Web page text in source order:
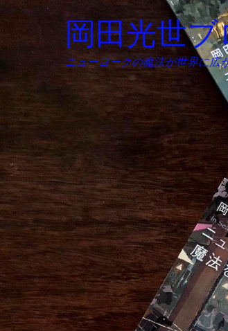
岡田光世
ニューヨークの魔法が世界に広